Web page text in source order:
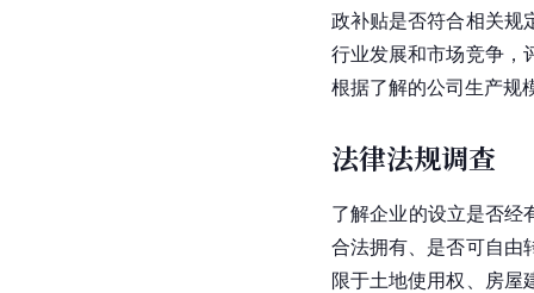
政补贴是否符合相关规
行业发展和市场竞争，
根据了解的公司生产规
法律法规调查
了解企业的设立是否经
合法拥有、是否可自由
限于土地使用权、房屋